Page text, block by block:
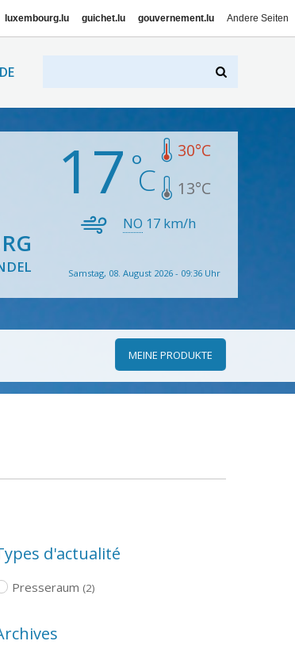
luxembourg.lu guichet.lu gouvernement.lu Andere Seiten
DE
17 30°C
13°C
NO 17 km/h
Samstag, 08. August 2026 - 09:36 Uhr
MEINE PRODUKTE
d'actualité
Presseraum (2)